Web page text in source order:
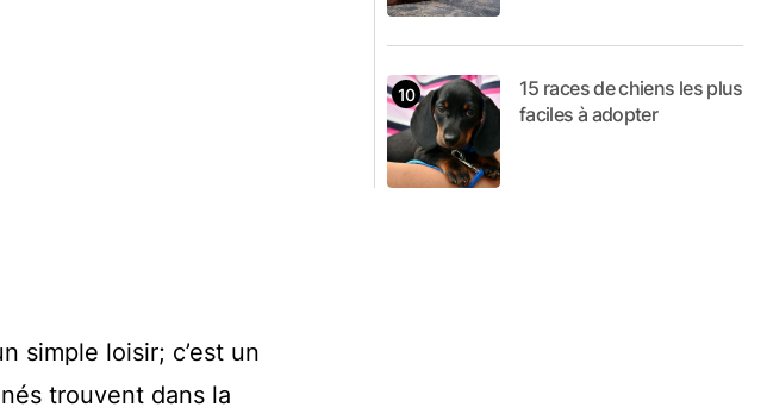
simple loisir; c’est un
trouvent dans la
15 races de chiens les plus
faciles à adopter